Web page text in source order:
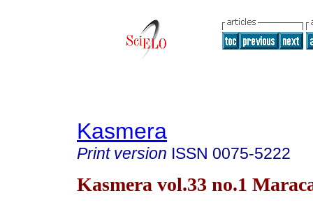
Kasmera
Print version ISSN 0075-5222
Kasmera vol.33 no.1